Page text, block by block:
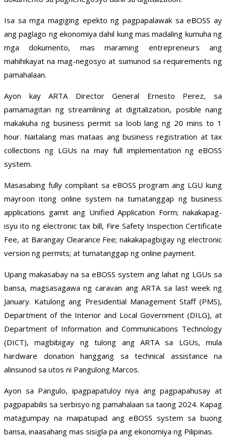
Isa sa mga magiging epekto ng pagpapalawak sa eBOSS ay
ang paglago ng ekonomiya dahil kung mas madaling kumuha ng
mga dokumento, mas maraming entrepreneurs ang
mahihikayat na mag-negosyo at sumunod sa requirements ng
pamahalaan.
Ayon kay ARTA Director General Ernesto Perez, sa
pamamagitan ng streamlining at digitalization, posible nang
makakuha ng business permit sa loob lang ng 20 mins to 1
hour. Naitalang mas mataas ang business registration at tax
collections ng LGUs na may full implementation ng eBOSS
system.
Masasabing fully compliant sa eBOSS program ang LGU kung
mayroon itong online system na tumatanggap ng business
applications gamit ang Unified Application Form; nakakapag-
isyu ito ng electronic tax bill, Fire Safety Inspection Certificate
Fee, at Barangay Clearance Fee; nakakapagbigay ng electronic
version ng permits; at tumatanggap ng online payment.
Upang makasabay na sa eBOSS system ang lahat ng LGUs sa
bansa, magsasagawa ng caravan ang ARTA sa last week ng
January. Katulong ang Presidential Management Staff (PMS),
Department of the Interior and Local Government (DILG), at
Department of Information and Communications Technology
(DICT), magbibigay ng tulong ang ARTA sa LGUs, mula
hardware donation hanggang sa technical assistance na
alinsunod sa utos ni Pangulong Marcos.
Ayon sa Pangulo, ipagpapatuloy niya ang pagpapahusay at
pagpapabilis sa serbisyo ng pamahalaan sa taong 2024. Kapag
matagumpay na maipatupad ang eBOSS system sa buong
bansa, inaasahang mas sisigla pa ang ekonomiya ng Pilipinas.